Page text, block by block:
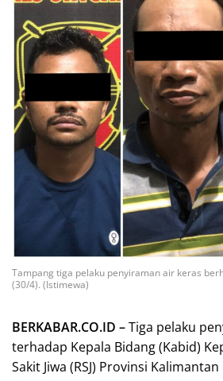
Tampang tiga pelaku penyiraman air keras
(30/4). (Istimewa)
BERKABAR.CO.ID –Tiga pelaku
terhadap Kepala Bidang (Kabid)
Sakit Jiwa (RSJ) Provinsi